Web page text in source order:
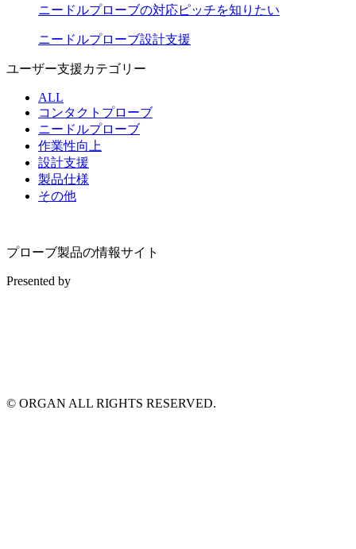
ニードルプローブの対応ピッチを知りたい
ニードルプローブ設計支援
ユーザー支援カテゴリー
ALL
コンタクトプローブ
ニードルプローブ
作業性向上
設計支援
製品仕様
その他
プローブ製品の情報サイト
Presented by
© ORGAN ALL RIGHTS RESERVED.